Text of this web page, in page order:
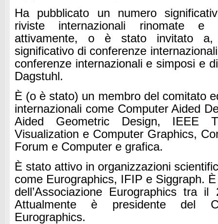
Ha pubblicato un numero
riviste internazionali rinomate e
attivamente, o è stato invitato
significativo di conferenze
conferenze internazionali e simposi e
Dagstuhl.
È (o è stato) un membro del comitato
internazionali come Computer Aided
Aided Geometric Design, IEEE
Visualization e Computer Graphics,
Forum e Computer e grafica.
È stato attivo in organizzazioni
come Eurographics, IFIP e Siggraph.
dell’Associazione Eurographics tra
Attualmente è presidente del
Eurographics.